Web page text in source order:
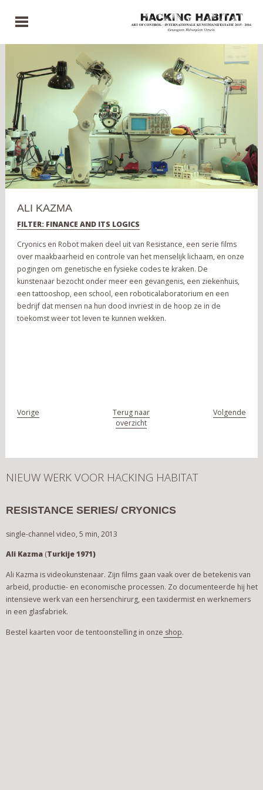
ALI KAZMA
FILTER: FINANCE AND ITS LOGICS
Cryonics en Robot maken deel uit van Resistance, een serie films
over maakbaarheid en controle van het menselijk lichaam, en onze
pogingen om genetische en fysieke codes te kraken. De
kunstenaar bezocht onder meer een gevangenis, een ziekenhuis,
een tattooshop, een school, een roboticalaboratorium en een
bedrijf dat mensen na hun dood invriest in de hoop ze in de
toekomst weer tot leven te kunnen wekken.
Vorige
Terug naar
overzicht
Volgende
NIEUW WERK VOOR HACKING HABITAT
RESISTANCE SERIES/ CRYONICS
single-channel video, 5 min, 2013
Ali Kazma (Turkije 1971)
Ali Kazma is videokunstenaar. Zijn films gaan vaak over de betekenis van
arbeid, productie- en economische processen. Zo documenteerde hij het
intensieve werk van een hersenchirurg, een taxidermist en werknemers
in een glasfabriek.
Bestel kaarten voor de tentoonstelling in onze shop.